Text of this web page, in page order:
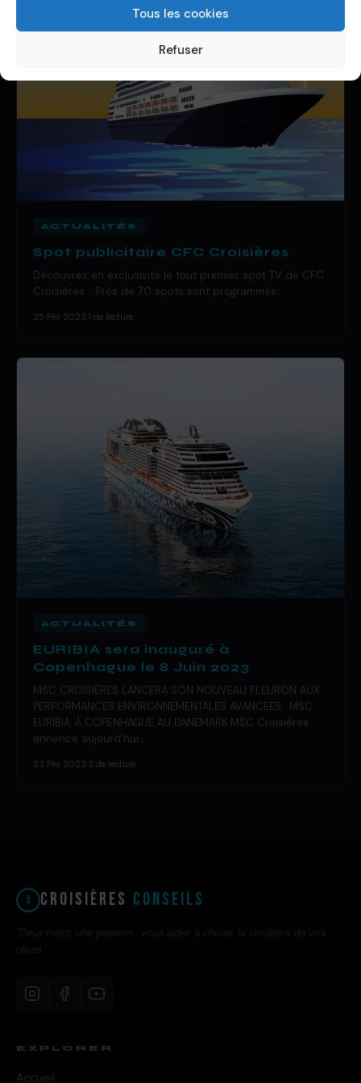
Tous les cookies
Refuser
ACTUALITÉS
Spot publicitaire CFC Croisières
Découvrez en exclusivité le tout premier spot TV de CFC
Croisières : Près de 70 spots sont programmés…
25 Fév 2023 1 de lecture
ACTUALITÉS
EURIBIA sera inauguré à
Copenhague le 8 Juin 2023
MSC CROISIÈRES LANCERA SON NOUVEAU FLEURON AUX
PERFORMANCES ENVIRONNEMENTALES AVANCEES, MSC
EURIBIA, À COPENHAGUE AU DANEMARK MSC Croisières
annonce aujourd’hui…
23 Fév 2023 3 de lecture
Croisières Conseils
"Deux mecs, une passion : vous aider à choisir la croisière de vos
rêves."
EXPLORER
Accueil